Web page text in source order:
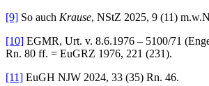
[9] So auch Krause, NStZ 2025, 9 (11)
[10] EGMR, Urt. v. 8.6.1976 – 5100/71
Rn. 80 ff. = EuGRZ 1976, 221 (231).
[11] EuGH NJW 2024, 33 (35) Rn. 46.